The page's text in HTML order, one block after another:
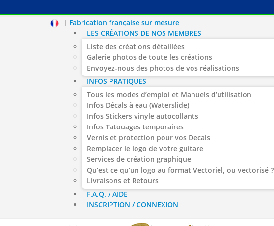
| Fabrication française sur mesure
LES CRÉATIONS DE NOS MEMBRES
Liste des créations détaillées
Galerie photos de toute les créations
Envoyez-nous des photos de vos réalisations
INFOS PRATIQUES
Tous les modes d’emploi et Manuels d’utilisation
Infos Décals à eau (Waterslide)
Infos Stickers vinyle autocollants
Infos Tatouages temporaires
Vernis et protection pour vos Decals
Remplacer le logo de votre guitare
Services de création graphique
Qu’est ce qu’un logo au format Vectoriel, ou vectorisé ?
Livraisons et Retours
F.A.Q. / AIDE
INSCRIPTION / CONNEXION